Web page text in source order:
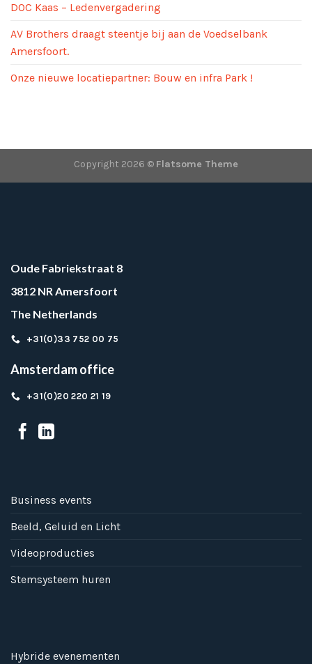
DOC Kaas – Ledenvergadering
AV Brothers draagt steentje bij aan de Voedselbank
Amersfoort.
Onze nieuwe locatiepartner: Bouw en infra Park !
Copyright 2026 © Flatsome Theme
Oude Fabriekstraat 8
3812 NR Amersfoort
The Netherlands
+31(0)33 752 00 75
Amsterdam office
+31(0)20 220 21 19
Business events
Beeld, Geluid en Licht
Videoproducties
Stemsysteem huren
Hybride evenementen